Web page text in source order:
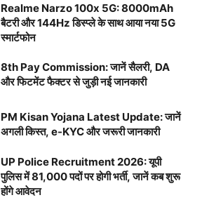
Realme Narzo 100x 5G: 8000mAh
बैटरी और 144Hz डिस्प्ले के साथ आया नया 5G
स्मार्टफोन
8th Pay Commission: जानें सैलरी, DA
और फिटमेंट फैक्टर से जुड़ी नई जानकारी
PM Kisan Yojana Latest Update: जानें
अगली किस्त, e-KYC और जरूरी जानकारी
UP Police Recruitment 2026: यूपी
पुलिस में 81,000 पदों पर होगी भर्ती, जानें कब शुरू
होंगे आवेदन